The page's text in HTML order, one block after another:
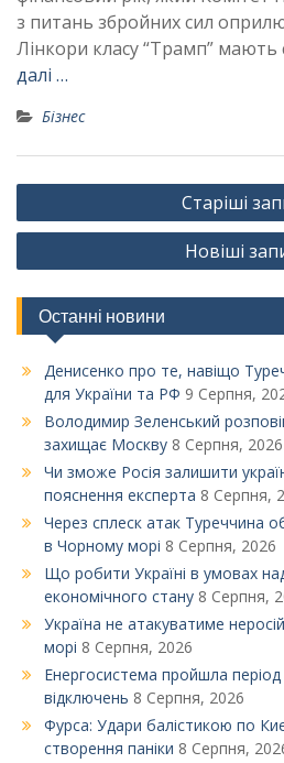
з питань збройних сил
Лінкори класу “Трамп”
далі …
Бізнес
Навігація
за
Старіші
Новіші
Останні новини
Денисенко про те, навіщо
для України та РФ 9 Серпня,
Володимир Зеленський
захищає Москву 8 Серпня, 2026
Чи зможе Росія залишити
пояснення експерта 8 Серпня,
Через сплеск атак Туреччина
в Чорному морі 8 Серпня, 2026
Що робити Україні в умовах
економічного стану 8 Серпня,
Україна не атакуватиме
морі 8 Серпня, 2026
Енергосистема пройшла
відключень 8 Серпня, 2026
Фурса: Удари балістикою по
створення паніки 8 Серпня,